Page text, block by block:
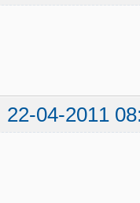
22-04-2011